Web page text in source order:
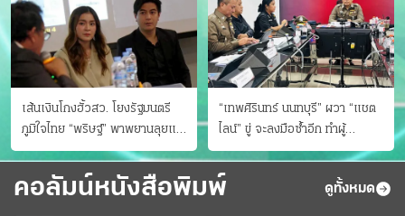
เส้นเงินโกงฮั้วสว. โยงรัฐมนตรี
ภูมิใจไทย “พริษฐ์” พาพยานลุยแฉ
มีโอนให้คนกกต.ด้วย
“เทพศิรินทร์ นนทบุรี” ผวา “แชต
ไลน์” ขู่ จะลงมือซ้ำอีก ทําผู้
ปกครองแตกตื่นแจ้งตำรวจ
คอลัมน์หนังสือพิมพ์ ดูทั้งหมด